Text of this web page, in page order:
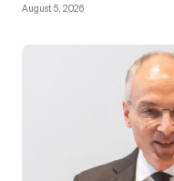
August 5, 2026